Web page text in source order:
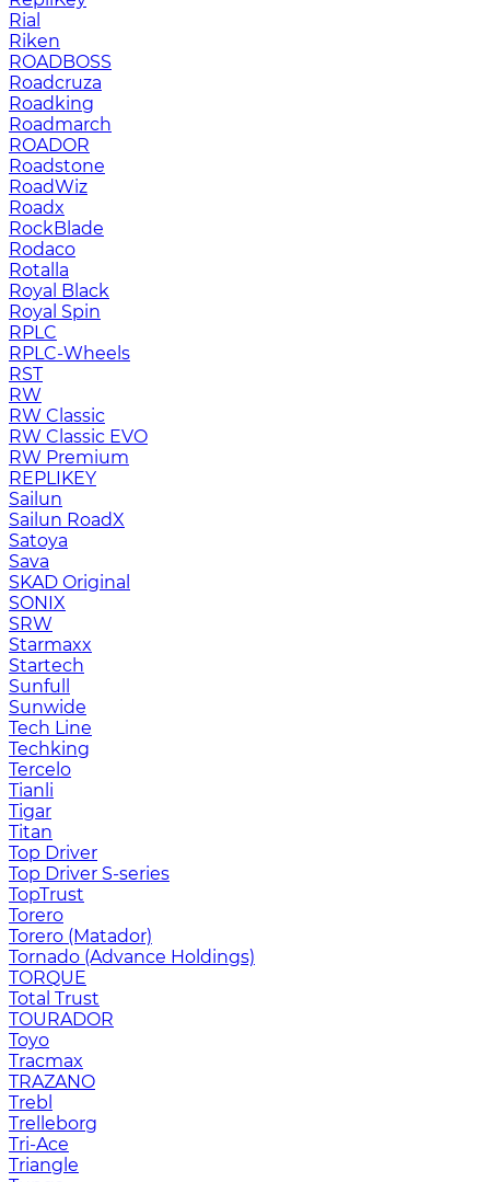
Rial
Riken
ROADBOSS
Roadcruza
Roadking
Roadmarch
ROADOR
Roadstone
RoadWiz
Roadx
RockBlade
Rodaco
Rotalla
Royal Black
Royal Spin
RPLC
RPLC-Wheels
RST
RW
RW Classic
RW Classic EVO
RW Premium
RЕPLIKEY
Sailun
Sailun RoadX
Satoya
Sava
SKAD Original
SONIX
SRW
Starmaxx
Startech
Sunfull
Sunwide
Tech Line
Techking
Tercelo
Tianli
Tigar
Titan
Top Driver
Top Driver S-series
TopTrust
Torero
Torero (Matador)
Tornado (Advance Holdings)
TORQUE
Total Trust
TOURADOR
Toyo
Tracmax
TRAZANO
Trebl
Trelleborg
Tri-Ace
Triangle